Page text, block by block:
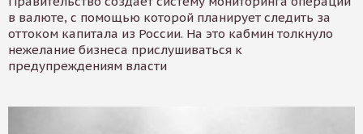
в валюте, с помощью которой планирует следить за
оттоком капитала из России. На это кабмин толкнуло
нежелание бизнеса прислушиваться к
предупреждениям власти